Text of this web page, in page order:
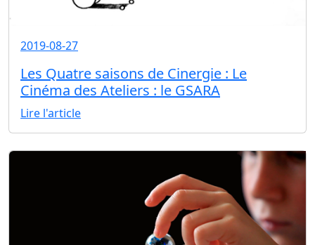
2019-08-27
Les Quatre saisons de Cinergie : Le
Cinéma des Ateliers : le GSARA
Lire l'article